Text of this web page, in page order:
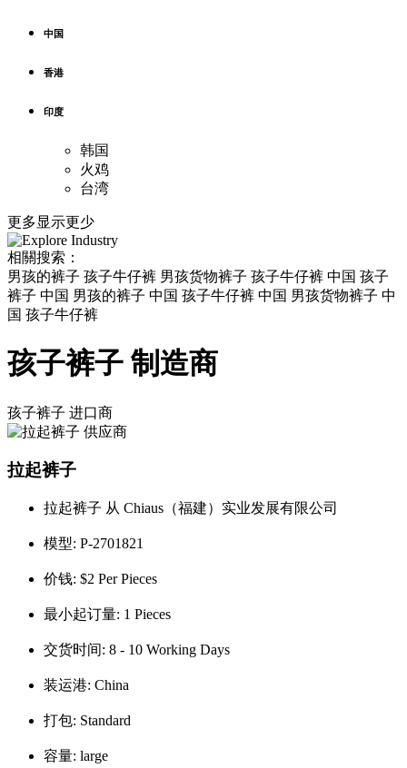
中国
香港
印度
韩国
火鸡
台湾
更多显示更少
相關搜索：
男孩的裤子 孩子牛仔裤 男孩货物裤子 孩子牛仔裤 中国 孩子
裤子 中国 男孩的裤子 中国 孩子牛仔裤 中国 男孩货物裤子 中
国 孩子牛仔裤
孩子裤子 制造商
孩子裤子 进口商
拉起裤子
拉起裤子 从 Chiaus（福建）实业发展有限公司
模型: P-2701821
价钱: $2 Per Pieces
最小起订量: 1 Pieces
交货时间: 8 - 10 Working Days
装运港: China
打包: Standard
容量: large